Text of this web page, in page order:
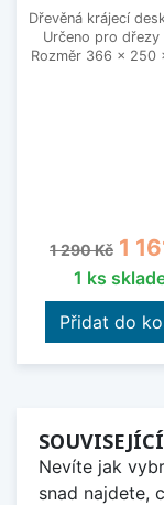
Dřevěná krájecí
Určeno pro dřezy
Rozměr 366 x 250
Běžná cena
1 290 Kč Cena
1
1 ks
Přidat do
Nevíte jak
snad najdete,